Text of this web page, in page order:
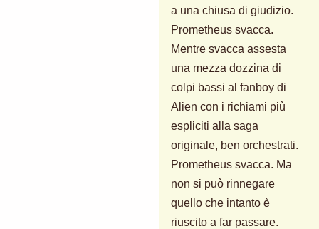
a una chiusa di giudizio.
Prometheus svacca.
Mentre svacca assesta
una mezza dozzina di
colpi bassi al fanboy di
Alien con i richiami più
espliciti alla saga
originale, ben orchestrati.
Prometheus svacca. Ma
non si può rinnegare
quello che intanto è
riuscito a far passare.